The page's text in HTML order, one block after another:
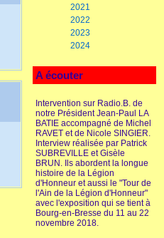
2021
2022
2023
2024
A écouter
Intervention sur Radio.B. de
notre Président Jean-Paul LA
BATIE accompagné de Michel
RAVET et de Nicole SINGIER.
Interview réalisée par Patrick
SUBREVILLE et Gisèle
BRUN. Ils abordent la longue
histoire de la Légion
d'Honneur et aussi le "Tour de
l'Ain de la Légion d'Honneur"
avec l'exposition qui se tient à
Bourg-en-Bresse du 11 au 22
novembre 2018.